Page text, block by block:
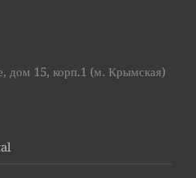
дом 15, корп.1 (м. Крымская)